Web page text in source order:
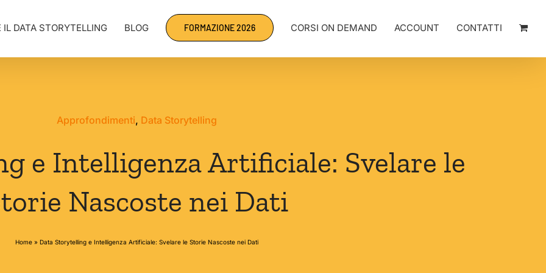
IL DATA STORYTELLING BLOG FORMAZIONE 2026 CORSI ON DEMAND ACCOUNT CONTATTI
Approfondimenti, Data Storytelling
e Intelligenza Artificiale: Svelare le
Nascoste nei Dati
Home» Data Storytelling e Intelligenza Artificiale: Svelare le Storie Nascoste nei Dati